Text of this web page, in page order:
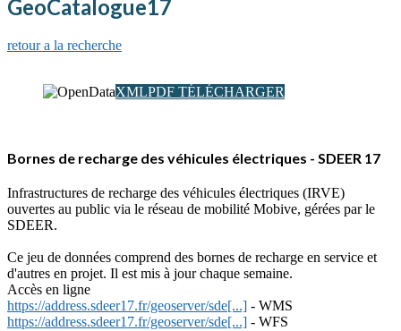
GeoCatalogue17
retour a la recherche
XMLPDF TÉLÉCHARGER
Bornes de recharge des véhicules électriques - SDEER 17
Infrastructures de recharge des véhicules électriques (IRVE)
ouvertes au public via le réseau de mobilité Mobive, gérées par le
SDEER.
Ce jeu de données comprend des bornes de recharge en service et
d'autres en projet. Il est mis à jour chaque semaine.
Accès en ligne
https://address.sdeer17.fr/geoserver/sde[...] - WMS
https://address.sdeer17.fr/geoserver/sde[...] - WFS